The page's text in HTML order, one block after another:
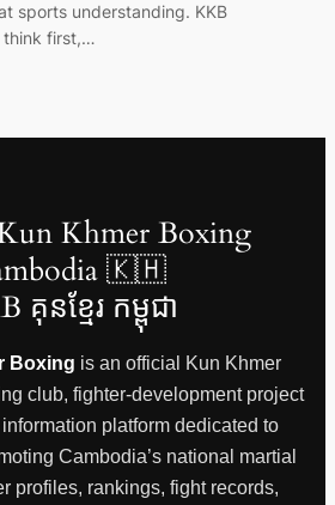
sports understanding. KKB
think first,…
Khmer Boxing
🇰🇭
គុនខ្មែរ កម្ពុជា
Boxing is an official Kun Khmer
club, fighter-development project
platform dedicated to
Cambodia’s national martial
profiles, rankings, fight records,